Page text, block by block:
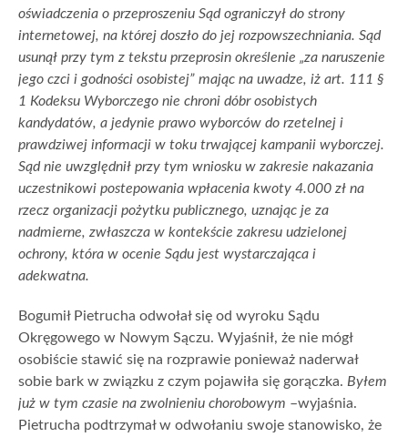
oświadczenia o przeproszeniu Sąd ograniczył do strony
internetowej, na której doszło do jej rozpowszechniania. Sąd
usunął przy tym z tekstu przeprosin określenie „za naruszenie
jego czci i godności osobistej” mając na uwadze, iż art. 111 §
1 Kodeksu Wyborczego nie chroni dóbr osobistych
kandydatów, a jedynie prawo wyborców do rzetelnej i
prawdziwej informacji w toku trwającej kampanii wyborczej.
Sąd nie uwzględnił przy tym wniosku w zakresie nakazania
uczestnikowi postepowania wpłacenia kwoty 4.000 zł na
rzecz organizacji pożytku publicznego, uznając je za
nadmierne, zwłaszcza w kontekście zakresu udzielonej
ochrony, która w ocenie Sądu jest wystarczająca i
adekwatna.
Bogumił Pietrucha odwołał się od wyroku Sądu
Okręgowego w Nowym Sączu. Wyjaśnił, że nie mógł
osobiście stawić się na rozprawie ponieważ naderwał
sobie bark w związku z czym pojawiła się gorączka. Byłem
już w tym czasie na zwolnieniu chorobowym –wyjaśnia.
Pietrucha podtrzymał w odwołaniu swoje stanowisko, że